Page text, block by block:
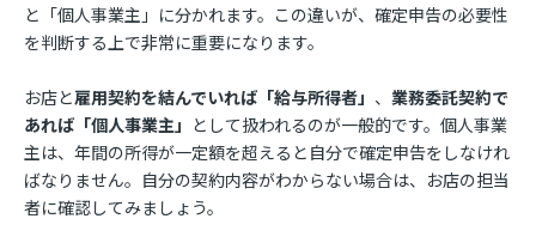
と「個人事業主」に分かれます。この違いが、確定申告の必要性
を判断する上で非常に重要になります。
お店と雇用契約を結んでいれば「給与所得者」 、 業務委託契約で
あれば「個人事業主」 として扱われるのが一般的です。個人事業
主は、年間の所得が一定額を超えると自分で確定申告をしなけれ
ばなりません。自分の契約内容がわからない場合は、お店の担当
者に確認してみましょう。